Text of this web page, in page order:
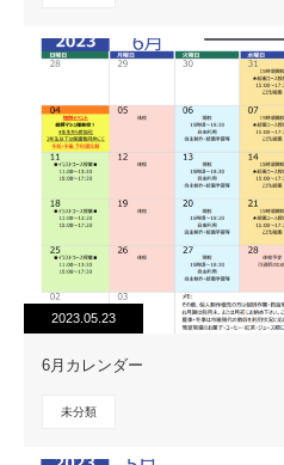
2023.05.23
6月カレンダー
未分類